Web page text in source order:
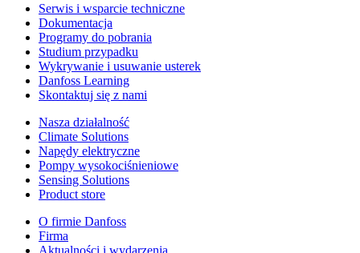
Serwis i wsparcie techniczne
Dokumentacja
Programy do pobrania
Studium przypadku
Wykrywanie i usuwanie usterek
Danfoss Learning
Skontaktuj się z nami
Nasza działalność
Climate Solutions
Napędy elektryczne
Pompy wysokociśnieniowe
Sensing Solutions
Product store
O firmie Danfoss
Firma
Aktualności i wydarzenia